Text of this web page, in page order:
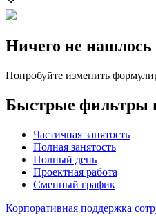
Ничего не нашлось
Попробуйте изменить
Быстрые фильтры
Частичная занятость
Полная занятость
Полный день
Проектная работа
Сменный график
Корпоративная поддержка